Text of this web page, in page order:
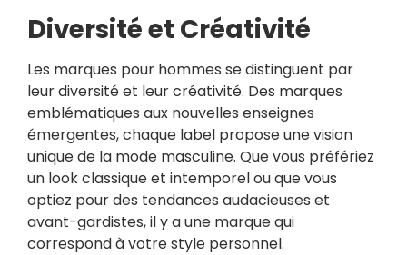
Diversité et Créativité
Les marques pour hommes se distinguent par
leur diversité et leur créativité. Des marques
emblématiques aux nouvelles enseignes
émergentes, chaque label propose une vision
unique de la mode masculine. Que vous préfériez
un look classique et intemporel ou que vous
optiez pour des tendances audacieuses et
avant-gardistes, il y a une marque qui
correspond à votre style personnel.